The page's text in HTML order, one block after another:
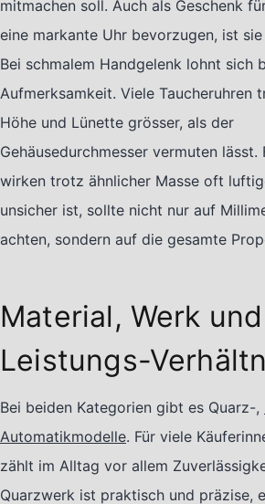
mitmachen soll. Auch als Geschenk
eine markante Uhr bevorzugen, ist
Bei schmalem Handgelenk lohnt sich
Aufmerksamkeit. Viele Taucheruhren
Höhe und Lünette grösser, als der
Gehäusedurchmesser vermuten lässt.
wirken trotz ähnlicher Masse oft
unsicher ist, sollte nicht nur auf
achten, sondern auf die gesamte
Material, Werk
Leistungs-
Bei beiden Kategorien gibt es Quarz-,
Automatikmodelle. Für viele
zählt im Alltag vor allem
Quarzwerk ist praktisch und präzise,